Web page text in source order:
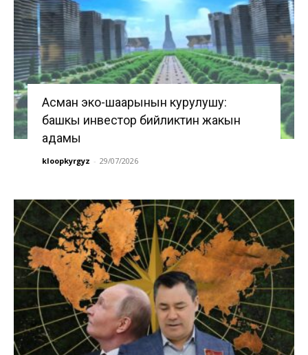
Асман эко-шаарынын курулушу:
башкы инвестор бийликтин жакын
адамы
kloopkyrgyz - 29/07/2026